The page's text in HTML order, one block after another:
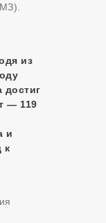
из
достиг
— 119
и
к